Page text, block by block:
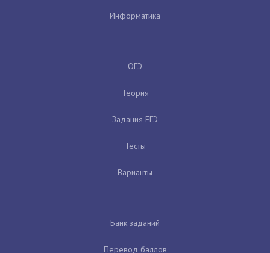
Информатика
ОГЭ
Теория
Задания ЕГЭ
Тесты
Варианты
Банк заданий
Перевод баллов